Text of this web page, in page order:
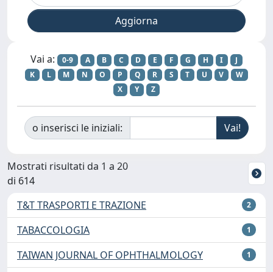
Vai a: 0-9 A B C D E F G H I
J
K
L M N O P Q R S T U V
W
X
Y Z
o inserisci le iniziali:
Mostrati risultati da 1 a 20
di 614
T&T TRASPORTI E TRAZIONE
2
TABACCOLOGIA 1
TAIWAN JOURNAL OF OPHTHALMOLOGY 1